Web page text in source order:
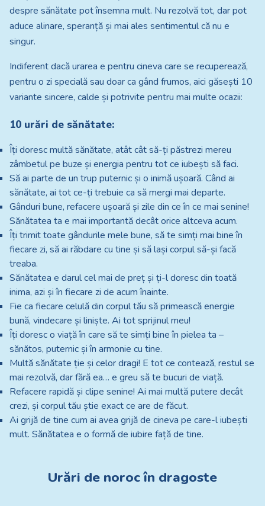
despre sănătate pot însemna mult. Nu rezolvă tot, dar pot
aduce alinare, speranță și mai ales sentimentul că nu e
singur.
Indiferent dacă urarea e pentru cineva care se recuperează,
pentru o zi specială sau doar ca gând frumos, aici găsești 10
variante sincere, calde și potrivite pentru mai multe ocazii:
10 urări de sănătate:
Îți doresc multă sănătate, atât cât să-ți păstrezi mereu
zâmbetul pe buze și energia pentru tot ce iubești să faci.
Să ai parte de un trup puternic și o inimă ușoară. Când ai
sănătate, ai tot ce-ți trebuie ca să mergi mai departe.
Gânduri bune, refacere ușoară și zile din ce în ce mai senine!
Sănătatea ta e mai importantă decât orice altceva acum.
Îți trimit toate gândurile mele bune, să te simți mai bine în
fiecare zi, să ai răbdare cu tine și să lași corpul să-și facă
treaba.
Sănătatea e darul cel mai de preț și ți-l doresc din toată
inima, azi și în fiecare zi de acum înainte.
Fie ca fiecare celulă din corpul tău să primească energie
bună, vindecare și liniște. Ai tot sprijinul meu!
Îți doresc o viață în care să te simți bine în pielea ta –
sănătos, puternic și în armonie cu tine.
Multă sănătate ție și celor dragi! E tot ce contează, restul se
mai rezolvă, dar fără ea… e greu să te bucuri de viață.
Refacere rapidă și clipe senine! Ai mai multă putere decât
crezi, și corpul tău știe exact ce are de făcut.
Ai grijă de tine cum ai avea grijă de cineva pe care-l iubești
mult. Sănătatea e o formă de iubire față de tine.
Urări de noroc în dragoste